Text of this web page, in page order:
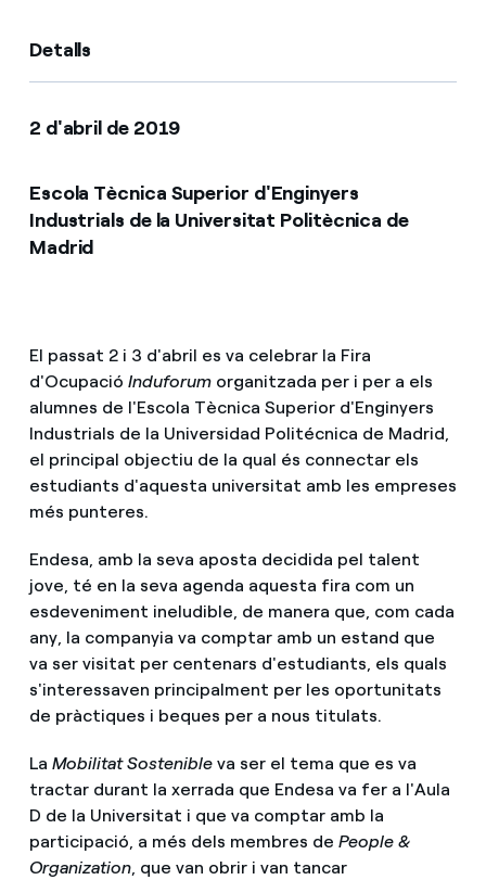
Com puc veure les meves factures d'Endesa?
Com canviar el titular del contracte?
Has rebut una oferta per canviar de companyia?
Ofertes per a autònoms i Pymes
Gestiones diverses comunitats de propietaris?
Detalls
2 d'abril de 2019
Escola Tècnica Superior d'Enginyers
Industrials de la Universitat Politècnica de
Madrid
El passat 2 i 3 d'abril es va celebrar la Fira
d'Ocupació Induforumorganitzada per i per a els
alumnes de l'Escola Tècnica Superior d'Enginyers
Industrials de la Universidad Politécnica de Madrid,
el principal objectiu de la qual és connectar els
estudiants d'aquesta universitat amb les empreses
més punteres.
Endesa, amb la seva aposta decidida pel talent
jove, té en la seva agenda aquesta fira com un
esdeveniment ineludible, de manera que, com cada
any, la companyia va comptar amb un estand que
va ser visitat per centenars d'estudiants, els quals
s'interessaven principalment per les oportunitats
de pràctiques i beques per a nous titulats.
La Mobilitat Sostenibleva ser el tema que es va
tractar durant la xerrada que Endesa va fer a l'Aula
D de la Universitat i que va comptar amb la
participació, a més dels membres de People &
Organization, que van obrir i van tancar